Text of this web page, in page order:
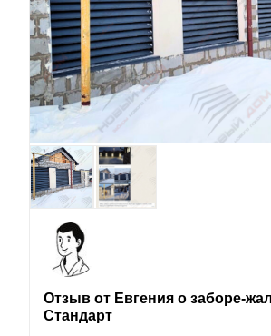
Отзыв от Евгения о заборе-
Стандарт